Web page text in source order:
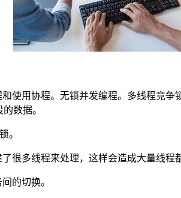
用协程。无锁并发编程。多线程竞争
数据。
。
多线程来处理，这样会造成大量线程
的切换。